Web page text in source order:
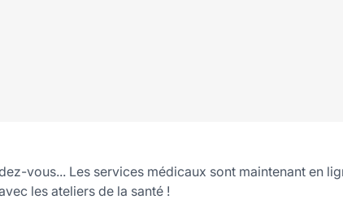
vous... Les services médicaux sont maintenant en
les ateliers de la santé !